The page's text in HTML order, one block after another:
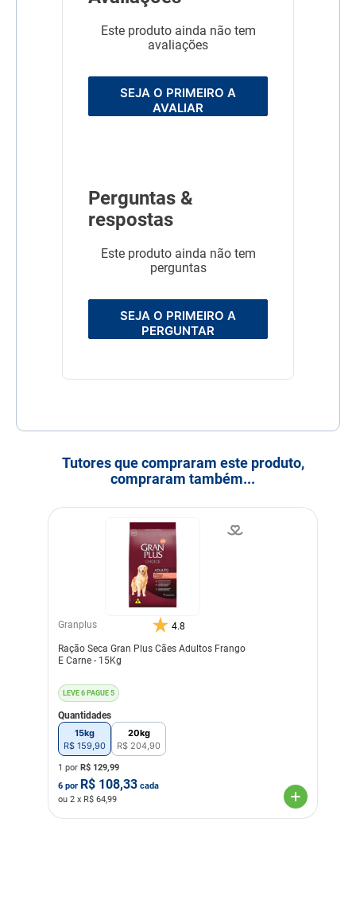
Este produto ainda não tem
avaliações
SEJA O PRIMEIRO A
AVALIAR
Perguntas &
respostas
Este produto ainda não tem
perguntas
SEJA O PRIMEIRO A
PERGUNTAR
Tutores que compraram este produto,
compraram também...
Granplus 4.8
Ração Seca Gran Plus Cães Adultos Frango
E Carne - 15Kg
LEVE 6 PAGUE 5
Quantidades
15kg
R$ 159,90
20kg
R$ 204,90
1 por R$ 129,99
6 por R$ 108,33 cada
ou 2 x R$ 64,99